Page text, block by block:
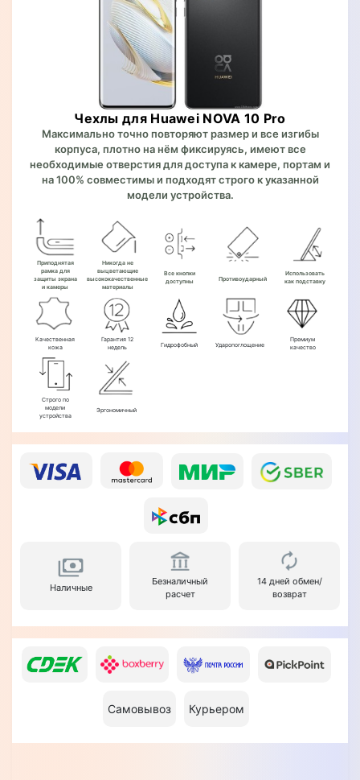
Чехлы для Huawei NOVA 10 Pro
Максимально точно повторяют размер и все изгибы
корпуса, плотно на нём фиксируясь, имеют все
необходимые отверстия для доступа к камере, портам и
на 100% совместимы и подходят строго к указанной
модели устройства.
Приподнятая
рамка для
защиты экрана
и камеры
Никогда не
выцветающие
высококачественные
материалы
Все кнопки
доступны
Противоударный
Использовать
как подставку
Качественная
кожа
Гарантия 12
недель
Гидрофобный Ударопоглощение
Премиум
качество
Строго по
модели
устройства
Эргономичный
Наличные
Безналичный
расчет
14 дней обмен/
возврат
Самовывоз Курьером